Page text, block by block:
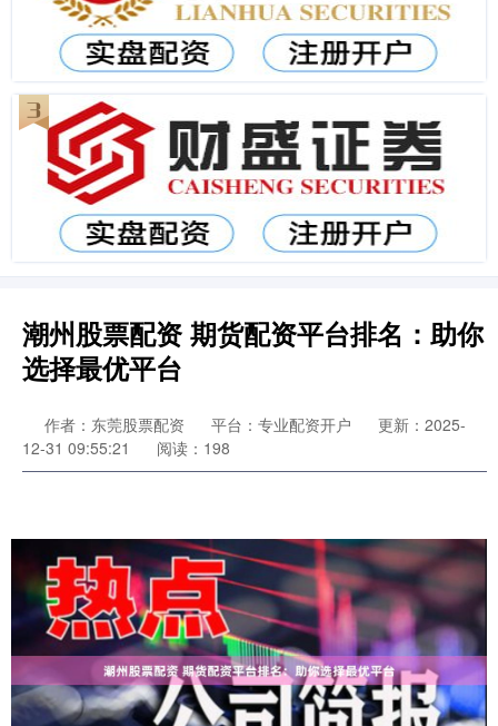
潮州股票配资 期货配资平台排名：助你
选择最优平台
作者：东莞股票配资 平台：专业配资开户
更新：2025-
12-31 09:55:21
阅读：198